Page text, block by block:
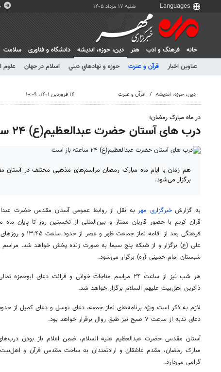
شنبه ۱۷ مرداد ۱۴۰۵
خانه فرهنگ و ادب هنر
دين، حوزه، انديشه
عناوین اخبار
قرآن و عترت حوزه و نهادهاي ديني اسلام در جهان علوم
دانشگاه و فناوری سلامت
دين، حوزه، انديشه قرآن و عترت ۱۴ فروردین ۱۴۰۱، ۱۰:۰۹
در ماه مبارک رمضان؛
درب های آستان حضرت عبدالعظیم(ع) ۲۴ ساعته باز است
هم زمان با ایام ماه مبارک رمضان مراسم‌های مذهبی مختلف در
برگزار می‌شود.
به گزارشخبرگزاری مهربه نقل از روابط عمومی آستان مقدس حضرت
قرآن کریم با حضور قاریان ممتاز و بین‌المللی از نخستین روز تا پایان
علی (ع) برگزار و از شبکه پنج سیما به صورت زنده پخش خواهد شد. مراسم
شبستان امام خمینی (ره) برگزار می‌شود.
هر شب نیز از ساعت ۲۴ مراسم مناجات خوانی و قرائت دعای
ذاکرین اهل‌بیت علیهم السلام برگزار خواهد شد.
لازم به ذکر است ویژه برنامه‌های نماز جمعه، دعای توسل و دعای کمیل از
دعای ندبه از ساعت ۷ صبح نیز طبق روال برقرار خواهد بود.
آستان مقدس حضرت عبدالعظیم علیه السلام، ضمن اعلام باز بودن
مبارک رمضان، مقدم عاشقان و ارادتمندان به ساحت مقدس قرآن و اهل‌بیت
گرامی می‌دارد.